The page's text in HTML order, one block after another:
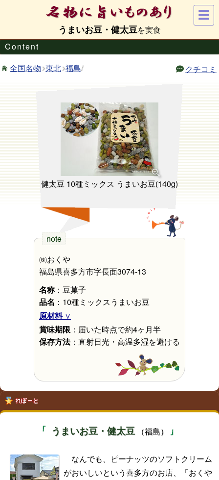
うまいお豆・健太豆
Content
全国名物 東北 福島/ クチコミ
健太豆 10種ミックス うまいお豆(140g)
㈱おくや
福島県喜多方市字長面3074-13
名称：豆菓子
品名 ：10種ミックスうまいお豆
原材料
賞味期限 ：届いた時点で約4ヶ月半
保存方法：直射日光・高温多湿を避ける
うまいお豆・健太豆 （福島）
なんでも、ピーナッツのソフトクリーム
がおいしいという喜多方のお店、「おくや
☰